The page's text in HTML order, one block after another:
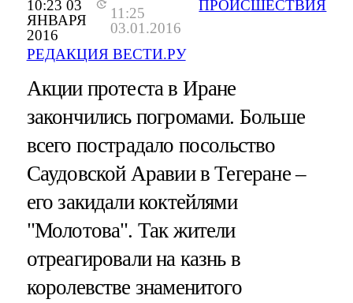
10:23 03
ЯНВАРЯ
2016
11:25
03.01.2016
РЕДАКЦИЯ ВЕСТИ.РУ
ПРОИСШЕСТВИЯ
Акции протеста в Иране
закончились погромами. Больше
всего пострадало посольство
Саудовской Аравии в Тегеране –
его закидали коктейлями
"Молотова". Так жители
отреагировали на казнь в
королевстве знаменитого